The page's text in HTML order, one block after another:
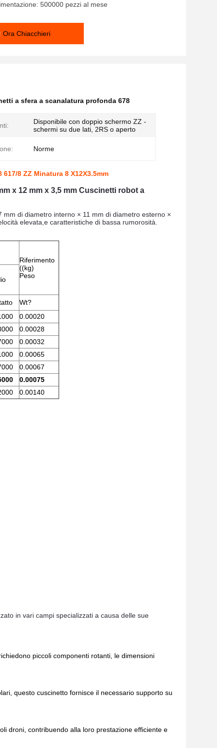
500000 pezzi al mese
Ora Chiacchieri
a sfera a scanalatura profonda 678
Disponibile con doppio schermo ZZ -
schermi su due lati, 2RS o aperto
Norme
8 ZZ Minatura 8 X12X3.5mm
x 12 mm x 3,5 mm Cuscinetti robot a
di diametro interno × 11 mm di diametro esterno ×
elevata,e caratteristiche di bassa rumorosità.
Riferimento
((kg)
Peso
Wt?
0.00020
0.00028
0.00032
0.00065
0.00067
0.00075
0.00140
in vari campi specializzati a causa delle sue
piccoli componenti rotanti, le dimensioni
questo cuscinetto fornisce il necessario supporto su
droni, contribuendo alla loro prestazione efficiente e